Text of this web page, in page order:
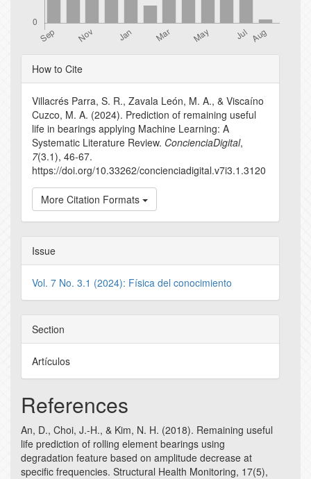
Article
Details
How to Cite
Villacrés Parra, S. R., Zavala León, M. A., & Viscaíno
Cuzco, M. A. (2024). Prediction of remaining useful
life in bearings applying Machine Learning: A
Systematic Literature Review. ConcienciaDigital,
7(3.1), 46-67.
https://doi.org/10.33262/concienciadigital.v7i3.1.3120
More Citation Formats
Issue
Vol. 7 No. 3.1 (2024): Física del conocimiento
Section
Artículos
References
An, D., Choi, J.-H., & Kim, N. H. (2018). Remaining useful
life prediction of rolling element bearings using
degradation feature based on amplitude decrease at
specific frequencies. Structural Health Monitoring, 17(5),